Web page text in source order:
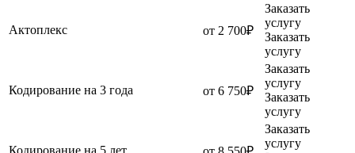
Актоплекс от 2 700₽
Заказать
услугу
Заказать
услугу
Кодирование на 3 года от 6 750₽
Заказать
услугу
Заказать
услугу
Кодирование на 5 лет
Заказать
услугу